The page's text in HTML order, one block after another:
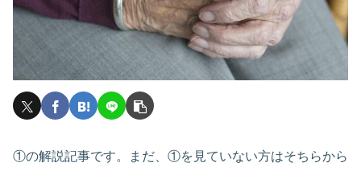
①の解説記事です。まだ、①を見ていない方はそちらから